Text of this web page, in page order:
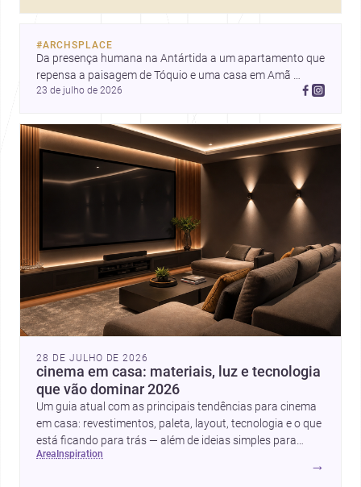
#ARCHSPLACE
Da presença humana na Antártida a um apartamento que
repensa a paisagem de Tóquio e uma casa em Amã
integrada ao terreno. Descubra mais inspirações, projetos
23 de julho de 2026
28 DE JULHO DE 2026
cinema em casa: materiais, luz e tecnologia
que vão dominar 2026
Um guia atual com as principais tendências para cinema
em casa: revestimentos, paleta, layout, tecnologia e o que
está ficando para trás — além de ideias simples para
atualizar sem reforma completa.
area inspiration
→